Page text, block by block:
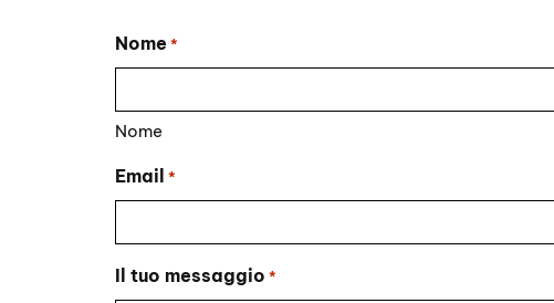
Nome *
Nome
Email *
Il tuo messaggio *